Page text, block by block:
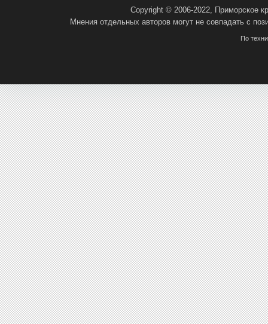
Copyright © 2006-2022, Приморское
Мнения отдельных авторов могут не совпадать с
По